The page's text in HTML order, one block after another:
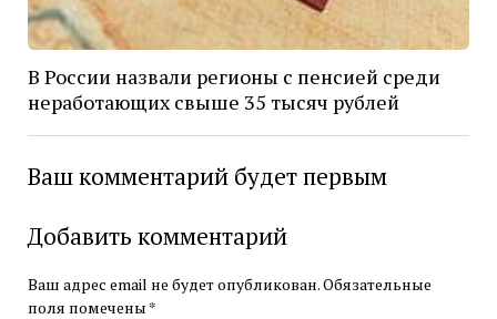
В России назвали регионы с пенсией среди
неработающих свыше 35 тысяч рублей
Ваш комментарий будет первым
Добавить комментарий
Ваш адрес email не будет опубликован.Обязательные
поля помечены *